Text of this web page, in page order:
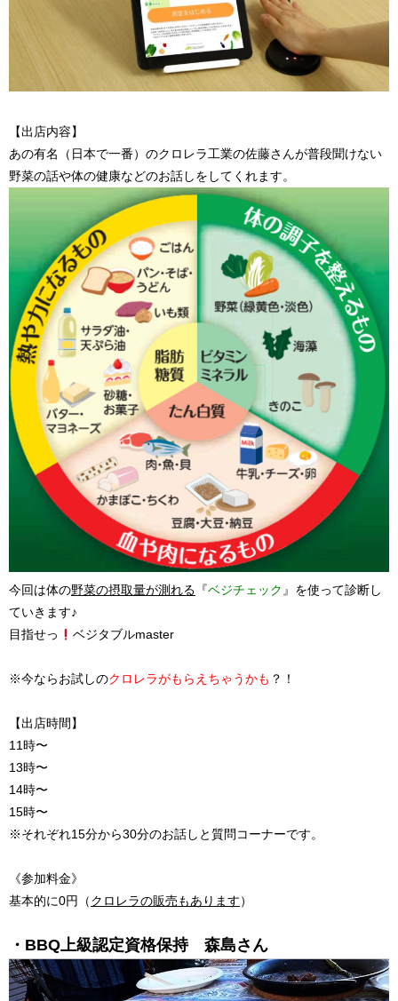
【出店内容】
あの有名（日本で一番）のクロレラ工業の佐藤さんが普段聞けない
野菜の話や体の健康などのお話しをしてくれます。
今回は体の野菜の摂取量が測れる 『ベジチェック』を使って診断し
ていきます♪
目指せっ
ベジタブルmaster
※今ならお試しのクロレラがもらえちゃうかも ？！
【出店時間】
11時〜
13時〜
14時〜
15時〜
※それぞれ15分から30分のお話しと質問コーナーです。
《参加料金》
基本的に0円（クロレラの販売もあります）
・BBQ上級認定資格保持 森島さん